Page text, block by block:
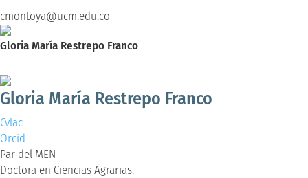
cmontoya@ucm.edu.co
Gloria María Restrepo Franco
Gloria María Restrepo Franco
Cvlac
Orcid
Par del MEN
Doctora en Ciencias Agrarias.